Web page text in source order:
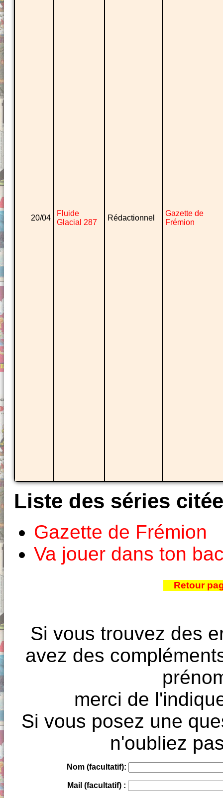
20/04
Fluide
Glacial 287
Rédactionnel
Gazette de
Frémion
Liste des séries
Gazette de Frémion
Va jouer dans ton
Retour
Si vous trouvez des
avez des
merci de
Si vous posez une
n'oubliez
Nom (facultatif):
Mail (facultatif) :